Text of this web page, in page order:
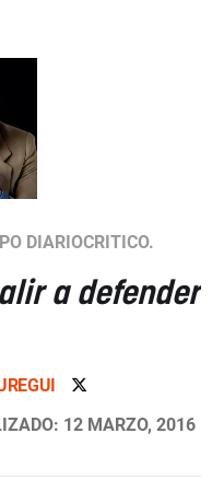
DIARIOCRITICO.
a defender
12 MARZO, 2016